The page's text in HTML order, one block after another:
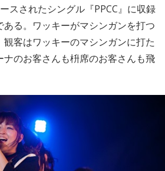
スされたシングル『PPCC』に収録
ある。ワッキーがマシンガンを打つ
客はワッキーのマシンガンに打た
のお客さんも枡席のお客さんも飛